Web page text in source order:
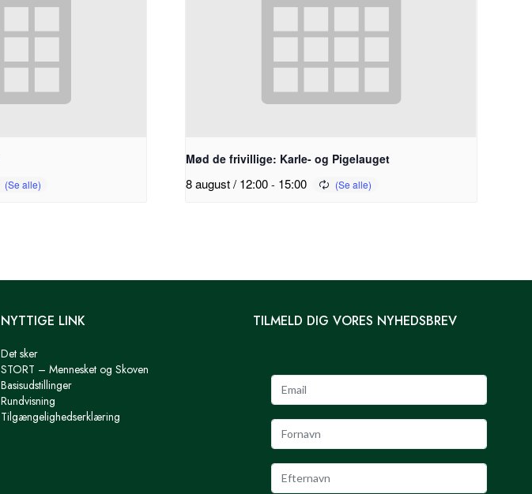
Mød de frivillige: Karle- og Pigelauget
8 august / 12:00- 15:00
NYTTIGE LINK
Det sker
STORT – Mennesket og Skoven
Basisudstillinger
Rundvisning
Tilgængelighedserklæring
TILMELD DIG VORES NYHEDSBREV